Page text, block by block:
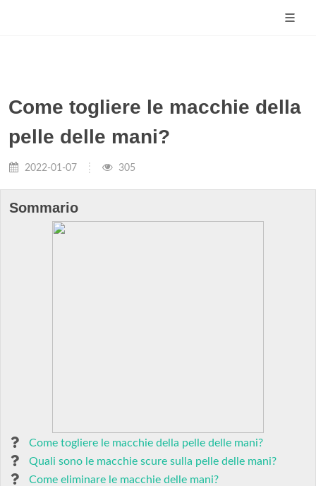
Come togliere le macchie della
pelle delle mani?
2022-01-07 305
Sommario
Come togliere le macchie della pelle delle mani?
Quali sono le macchie scure sulla pelle delle mani?
Come eliminare le macchie delle mani?